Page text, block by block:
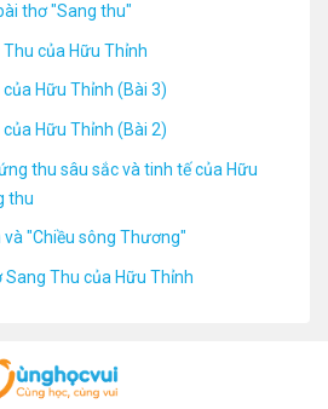
thơ "Sang thu"
của Hữu Thỉnh
Hữu Thỉnh (Bài 3)
Hữu Thỉnh (Bài 2)
thu sâu sắc và tinh tế của Hữu
thu
"Chiều sông Thương"
Sang Thu của Hữu Thỉnh